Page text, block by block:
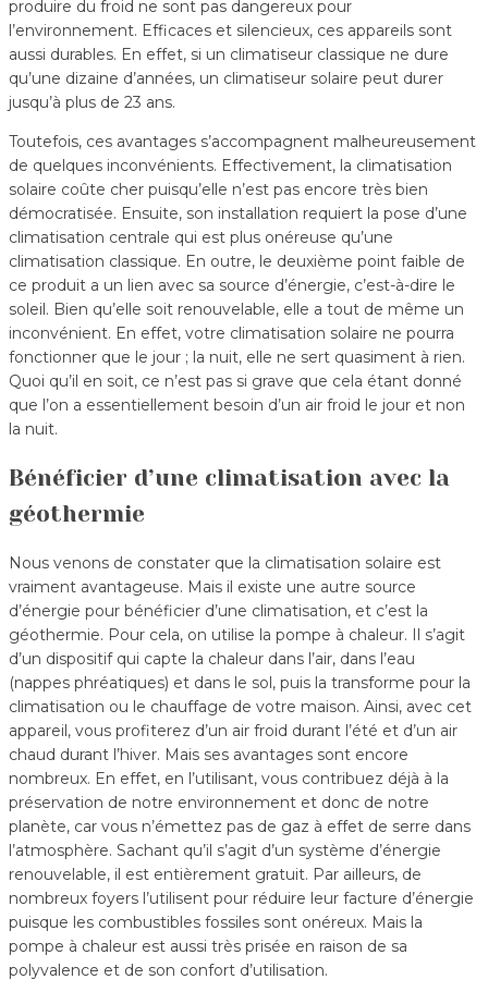
produire du froid ne sont pas dangereux pour
l’environnement. Efficaces et silencieux, ces appareils sont
aussi durables. En effet, si un climatiseur classique ne dure
qu’une dizaine d’années, un climatiseur solaire peut durer
jusqu’à plus de 23 ans.
Toutefois, ces avantages s’accompagnent malheureusement
de quelques inconvénients. Effectivement, la climatisation
solaire coûte cher puisqu’elle n’est pas encore très bien
démocratisée. Ensuite, son installation requiert la pose d’une
climatisation centrale qui est plus onéreuse qu’une
climatisation classique. En outre, le deuxième point faible de
ce produit a un lien avec sa source d’énergie, c’est-à-dire le
soleil. Bien qu’elle soit renouvelable, elle a tout de même un
inconvénient. En effet, votre climatisation solaire ne pourra
fonctionner que le jour ; la nuit, elle ne sert quasiment à rien.
Quoi qu’il en soit, ce n’est pas si grave que cela étant donné
que l’on a essentiellement besoin d’un air froid le jour et non
la nuit.
Bénéficier d’une climatisation avec la
géothermie
Nous venons de constater que la climatisation solaire est
vraiment avantageuse. Mais il existe une autre source
d’énergie pour bénéficier d’une climatisation, et c’est la
géothermie. Pour cela, on utilise la pompe à chaleur. Il s’agit
d’un dispositif qui capte la chaleur dans l’air, dans l’eau
(nappes phréatiques) et dans le sol, puis la transforme pour la
climatisation ou le chauffage de votre maison. Ainsi, avec cet
appareil, vous profiterez d’un air froid durant l’été et d’un air
chaud durant l’hiver. Mais ses avantages sont encore
nombreux. En effet, en l’utilisant, vous contribuez déjà à la
préservation de notre environnement et donc de notre
planète, car vous n’émettez pas de gaz à effet de serre dans
l’atmosphère. Sachant qu’il s’agit d’un système d’énergie
renouvelable, il est entièrement gratuit. Par ailleurs, de
nombreux foyers l’utilisent pour réduire leur facture d’énergie
puisque les combustibles fossiles sont onéreux. Mais la
pompe à chaleur est aussi très prisée en raison de sa
polyvalence et de son confort d’utilisation.